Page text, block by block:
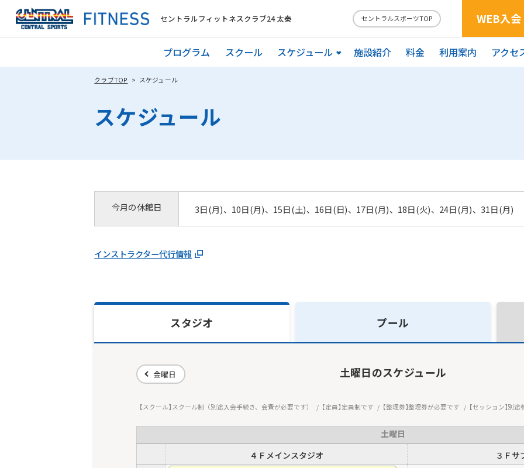
セントラルフィットネスクラブ24 太秦 セントラルスポーツTOP WEB入会
プログラム スクール スケジュール 施設紹介 料金 利用案内 アクセ
クラブTOP スケジュール
スケジュール
今月の休館日 3日(月)、10日(月)、15日(土)、16日(日)、17日(月)、18日(火)、24日(月)、31日(月)
インストラクター代行情報
スタジオ プール
金曜日 土曜日のスケジュール
スクール スクール制（別途入会手続き、会費が必要です） 定員 定員制です 整理券 整理券が必要です セッション 別途
土曜日
４Ｆメインスタジオ
３Ｆサ